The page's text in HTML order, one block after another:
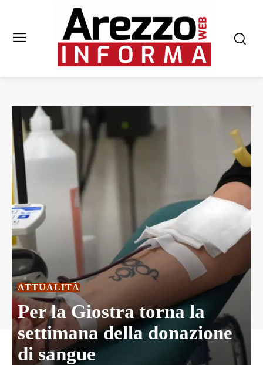
ATTUALITÀ
Per la Giostra torna la
settimana della donazione
di sangue